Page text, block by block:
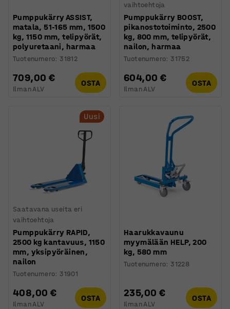
Pumppukärry ASSIST,
matala, 51-165 mm, 1500
kg, 1150 mm, telipyörät,
polyuretaani, harmaa
Tuotenumero: 31812
709,00 €
Ilman ALV
OSTA
vaihtoehtoja
Pumppukärry BOOST,
pikanostotoiminto, 2500
kg, 800 mm, telipyörät,
nailon, harmaa
Tuotenumero: 31752
604,00 €
Ilman ALV
OSTA
Uusi
Saatavana useita eri
vaihtoehtoja
Pumppukärry RAPID,
2500 kg kantavuus, 1150
mm, yksipyöräinen,
nailon
Tuotenumero: 31901
408,00 €
Ilman ALV
OSTA
Haarukkavaunu
myymälään HELP, 200
kg, 580 mm
Tuotenumero: 31228
235,00 €
Ilman ALV
OSTA